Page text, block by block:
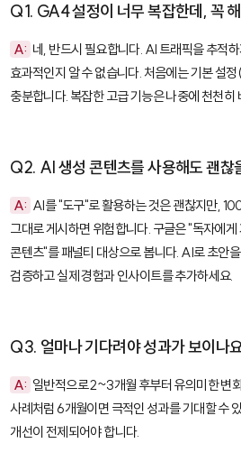
Q1. GA4 설정이 너무 복잡한데, 꼭
A: 네, 반드시 필요합니다. AI 트래픽을 추적
효과적인지 알 수 없습니다. 처음에는 기본 설
충분합니다. 복잡한 고급 기능은 나중에 천천히
Q2. AI 생성 콘텐츠를 사용해도 괜찮
A: AI를 "도구"로 활용하는 것은 괜찮지만,
그대로 게시하면 위험합니다. 구글은 "독자에
콘텐츠"를 패널티 대상으로 봅니다. AI로 초안
검증하고 실제 경험과 인사이트를 추가하세요.
Q3. 얼마나 기다려야 성과가 보이나
A: 일반적으로 2~3개월 후부터 유의미한 변
사례처럼 6개월이면 극적인 성과를 기대할 수
개선이 전제되어야 합니다.